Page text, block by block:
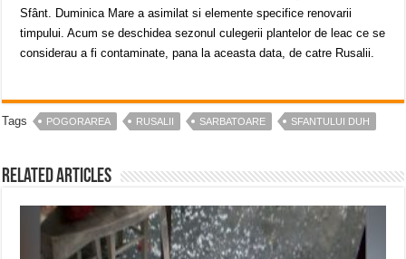
Sfânt. Duminica Mare a asimilat si elemente specifice renovarii
timpului. Acum se deschidea sezonul culegerii plantelor de leac ce se
considerau a fi contaminate, pana la aceasta data, de catre Rusalii.
Tags POGORAREA RUSALII SARBATOARE SFANTULUI DUH
Related Articles